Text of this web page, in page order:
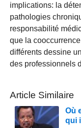
implications: la
pathologies
responsabilité
que la
différents dessine
des professionnels
Article Similaire
Où
qui